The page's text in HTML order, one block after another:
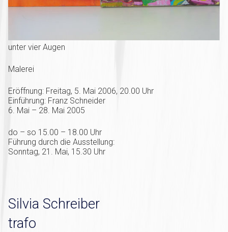
unter vier Augen
Malerei
Eröffnung: Freitag, 5. Mai 2006, 20.00 Uhr
Einführung: Franz Schneider
6. Mai – 28. Mai 2005
do – so 15.00 – 18.00 Uhr
Führung durch die Ausstellung:
Sonntag, 21. Mai, 15.30 Uhr
Silvia Schreiber
trafo